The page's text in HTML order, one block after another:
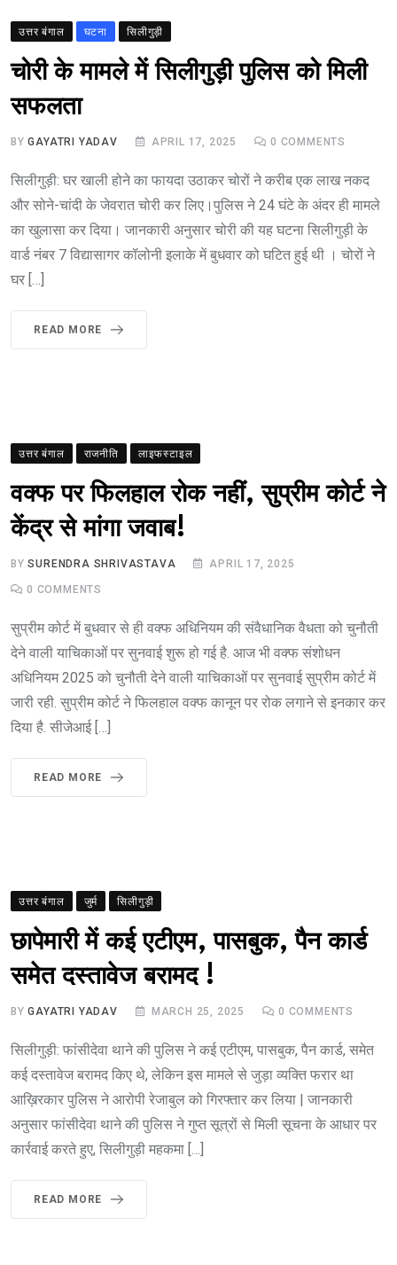
उत्तर बंगाल घटना सिलीगुड़ी
चोरी के मामले में सिलीगुड़ी पुलिस को मिली
सफलता
BYGAYATRI YADAV APRIL 17, 2025 0 COMMENTS
सिलीगुड़ी: घर खाली होने का फायदा उठाकर चोरों ने करीब एक लाख नकद
और सोने-चांदी के जेवरात चोरी कर लिए।पुलिस ने 24 घंटे के अंदर ही मामले
का खुलासा कर दिया। जानकारी अनुसार चोरी की यह घटना सिलीगुड़ी के
वार्ड नंबर 7 विद्यासागर कॉलोनी इलाके में बुधवार को घटित हुई थी । चोरों ने
घर […]
READ MORE
उत्तर बंगाल राजनीति लाइफस्टाइल
वक्फ पर फिलहाल रोक नहीं, सुप्रीम कोर्ट ने
केंद्र से मांगा जवाब!
BYSURENDRA SHRIVASTAVA APRIL 17, 2025
0 COMMENTS
सुप्रीम कोर्ट में बुधवार से ही वक्फ अधिनियम की संवैधानिक वैधता को चुनौती
देने वाली याचिकाओं पर सुनवाई शुरू हो गई है. आज भी वक्फ संशोधन
अधिनियम 2025 को चुनौती देने वाली याचिकाओं पर सुनवाई सुप्रीम कोर्ट में
जारी रही. सुप्रीम कोर्ट ने फिलहाल वक्फ कानून पर रोक लगाने से इनकार कर
दिया है. सीजेआई […]
READ MORE
उत्तर बंगाल जुर्म सिलीगुड़ी
छापेमारी में कई एटीएम, पासबुक, पैन कार्ड
समेत दस्तावेज बरामद !
BYGAYATRI YADAV MARCH 25, 2025 0 COMMENTS
सिलीगुड़ी: फांसीदेवा थाने की पुलिस ने कई एटीएम, पासबुक, पैन कार्ड, समेत
कई दस्तावेज बरामद किए थे, लेकिन इस मामले से जुड़ा व्यक्ति फरार था
आख़िरकार पुलिस ने आरोपी रेजाबुल को गिरफ्तार कर लिया | जानकारी
अनुसार फांसीदेवा थाने की पुलिस ने गुप्त सूत्रों से मिली सूचना के आधार पर
कार्रवाई करते हुए, सिलीगुड़ी महकमा […]
READ MORE